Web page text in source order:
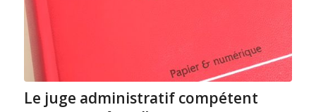
Le juge administratif compétent